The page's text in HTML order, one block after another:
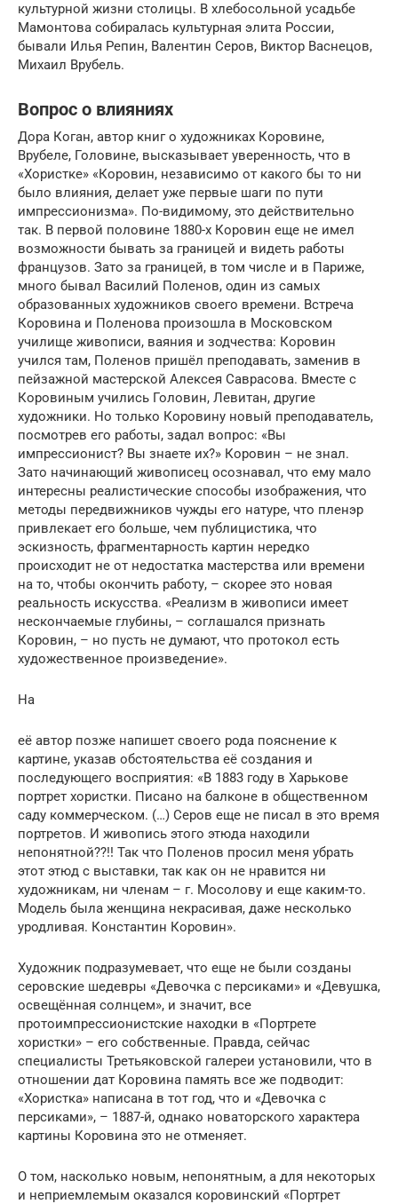
культурной жизни столицы. В хлебосольной усадьбе
Мамонтова собиралась культурная элита России,
бывали Илья Репин, Валентин Серов, Виктор Васнецов,
Михаил Врубель.
Вопрос о влияниях
Дора Коган, автор книг о художниках Коровине,
Врубеле, Головине, высказывает уверенность, что в
«Хористке» «Коровин, независимо от какого бы то ни
было влияния, делает уже первые шаги по пути
импрессионизма». По-видимому, это действительно
так. В первой половине 1880-х Коровин еще не имел
возможности бывать за границей и видеть работы
французов. Зато за границей, в том числе и в Париже,
много бывал Василий Поленов, один из самых
образованных художников своего времени. Встреча
Коровина и Поленова произошла в Московском
училище живописи, ваяния и зодчества: Коровин
учился там, Поленов пришёл преподавать, заменив в
пейзажной мастерской Алексея Саврасова. Вместе с
Коровиным учились Головин, Левитан, другие
художники. Но только Коровину новый преподаватель,
посмотрев его работы, задал вопрос: «Вы
импрессионист? Вы знаете их?» Коровин – не знал.
Зато начинающий живописец осознавал, что ему мало
интересны реалистические способы изображения, что
методы передвижников чужды его натуре, что пленэр
привлекает его больше, чем публицистика, что
эскизность, фрагментарность картин нередко
происходит не от недостатка мастерства или времени
на то, чтобы окончить работу, – скорее это новая
реальность искусства. «Реализм в живописи имеет
нескончаемые глубины, – соглашался признать
Коровин, – но пусть не думают, что протокол есть
художественное произведение».
На
её автор позже напишет своего рода пояснение к
картине, указав обстоятельства её создания и
последующего восприятия: «В 1883 году в Харькове
портрет хористки. Писано на балконе в общественном
саду коммерческом. (…) Серов еще не писал в это время
портретов. И живопись этого этюда находили
непонятной??!! Так что Поленов просил меня убрать
этот этюд с выставки, так как он не нравится ни
художникам, ни членам – г. Мосолову и еще каким-то.
Модель была женщина некрасивая, даже несколько
уродливая. Константин Коровин».
Художник подразумевает, что еще не были созданы
серовские шедевры «Девочка с персиками» и «Девушка,
освещённая солнцем», и значит, все
протоимпрессионистские находки в «Портрете
хористки» – его собственные. Правда, сейчас
специалисты Третьяковской галереи установили, что в
отношении дат Коровина память все же подводит:
«Хористка» написана в тот год, что и «Девочка с
персиками», – 1887-й, однако новаторского характера
картины Коровина это не отменяет.
О том, насколько новым, непонятным, а для некоторых
и неприемлемым оказался коровинский «Портрет